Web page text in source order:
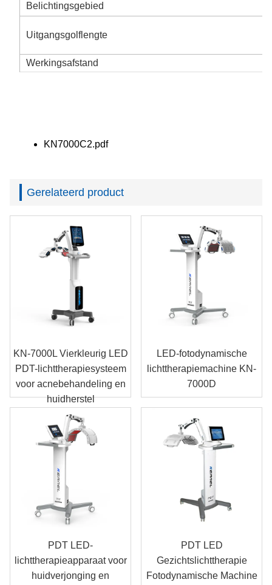
Belichtingsgebied
Uitgangsgolflengte
Werkingsafstand
KN7000C2.pdf
Gerelateerd product
KN-7000L Vierkleurig LED
PDT-lichttherapiesysteem
voor acnebehandeling en
huidherstel
LED-fotodynamische
lichttherapiemachine KN-
7000D
PDT LED-
lichttherapieapparaat voor
huidverjonging en
PDT LED
Gezichtslichttherapie
Fotodynamische Machine